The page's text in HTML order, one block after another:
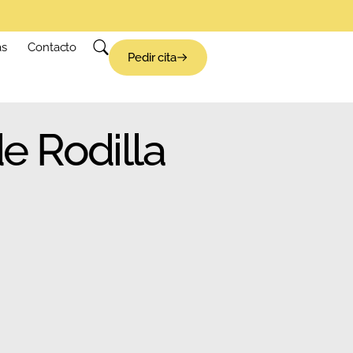
Contacto
Pedir cita
Rodilla